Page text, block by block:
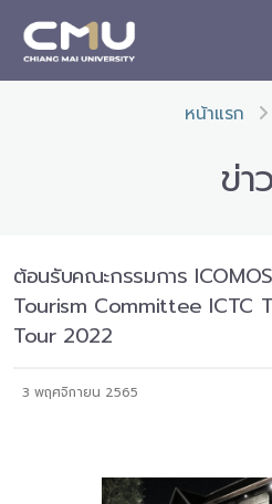
หน้าแรก
ข่า
ต้อนรับคณะกรรมการ
Tourism Committee ICTC
Tour 2022
3 พฤศจิกายน 2565